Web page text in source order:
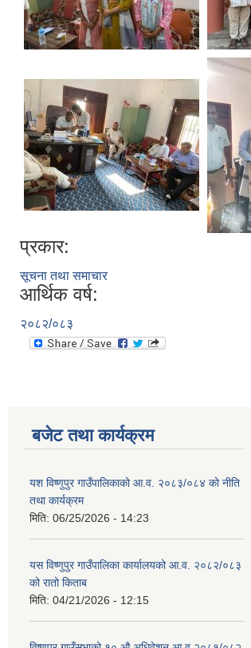
प्रकार:
सूचना तथा समाचार
आर्थिक वर्ष:
२०८२/०८३
बजेट तथा कार्यक्रम
यश विष्णुपुर गाउँपालिकाको आ.व. २०८३/०८४ को नीति
तथा कार्यक्रम
मिति: 06/25/2026 - 14:23
यस विष्णुपुर गाउँपालिका कार्यालयको आ.व. २०८२/०८३
को रातो किताब
मिति: 04/21/2026 - 12:15